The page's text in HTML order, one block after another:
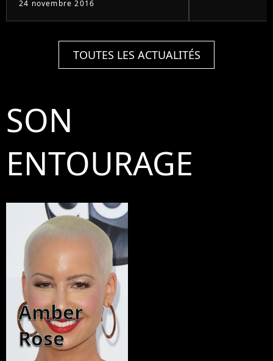
24 novembre 2016
TOUTES LES ACTUALITÉS
SON
ENTOURAGE
Amber
Rose